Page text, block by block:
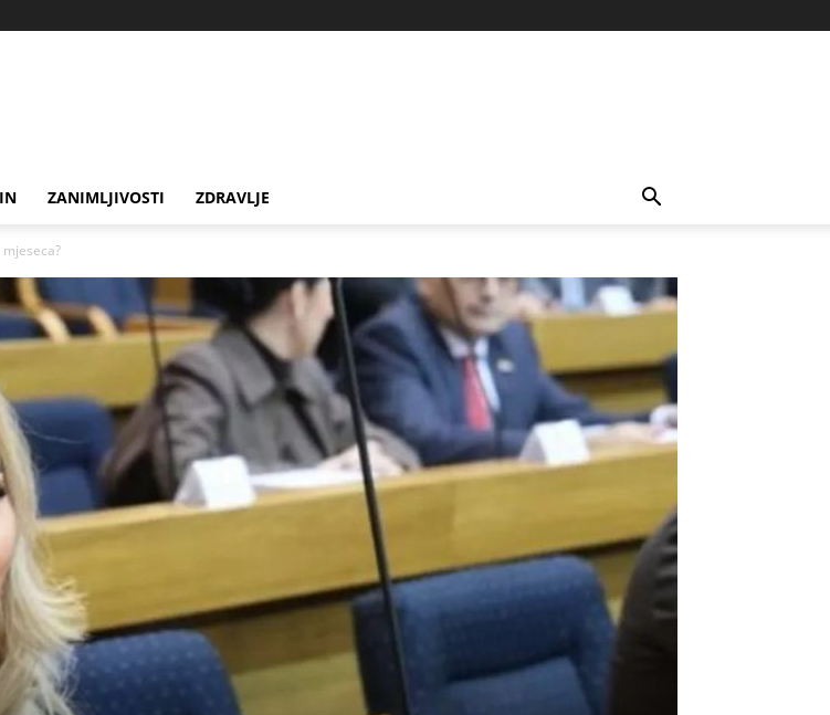
ZANIMLJIVOSTI ZDRAVLJE